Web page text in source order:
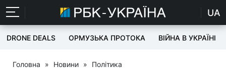
UA
DRONE DEALS ОРМУЗЬКА ПРОТОКА ВІЙНА В УКРАЇНІ
Головна » Новини » Політика